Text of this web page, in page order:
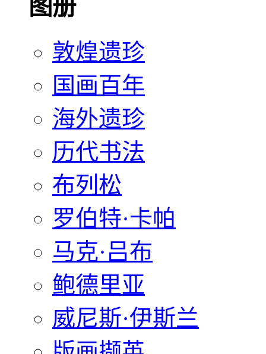
图册
敦煌遗珍
国画百年
海外遗珍
历代书法
布列松
罗伯特·卡帕
马克·吕布
鲍德里亚
威尼斯·伊斯兰